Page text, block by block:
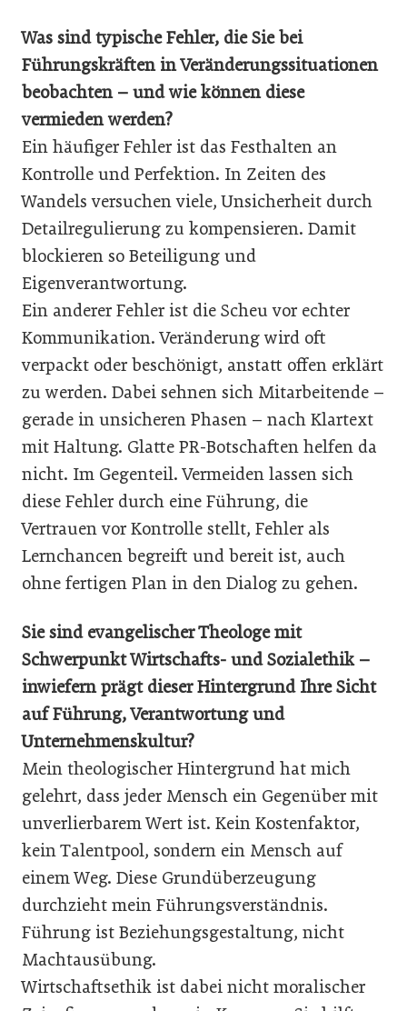
Was sind typische Fehler, die Sie bei
Führungskräften in Veränderungssituationen
beobachten – und wie können diese
vermieden werden?
Ein häufiger Fehler ist das Festhalten an
Kontrolle und Perfektion. In Zeiten des
Wandels versuchen viele, Unsicherheit durch
Detailregulierung zu kompensieren. Damit
blockieren so Beteiligung und
Eigenverantwortung.
Ein anderer Fehler ist die Scheu vor echter
Kommunikation. Veränderung wird oft
verpackt oder beschönigt, anstatt offen erklärt
zu werden. Dabei sehnen sich Mitarbeitende –
gerade in unsicheren Phasen – nach Klartext
mit Haltung. Glatte PR-Botschaften helfen da
nicht. Im Gegenteil. Vermeiden lassen sich
diese Fehler durch eine Führung, die
Vertrauen vor Kontrolle stellt, Fehler als
Lernchancen begreift und bereit ist, auch
ohne fertigen Plan in den Dialog zu gehen.
Sie sind evangelischer Theologe mit
Schwerpunkt Wirtschafts- und Sozialethik –
inwiefern prägt dieser Hintergrund Ihre Sicht
auf Führung, Verantwortung und
Unternehmenskultur?
Mein theologischer Hintergrund hat mich
gelehrt, dass jeder Mensch ein Gegenüber mit
unverlierbarem Wert ist. Kein Kostenfaktor,
kein Talentpool, sondern ein Mensch auf
einem Weg. Diese Grundüberzeugung
durchzieht mein Führungsverständnis.
Führung ist Beziehungsgestaltung, nicht
Machtausübung.
Wirtschaftsethik ist dabei nicht moralischer